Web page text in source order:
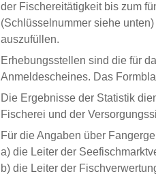
der Fischereitätigkeit bis zum
(Schlüsselnummer siehe
auszufüllen.
Erhebungsstellen sind die für
Anmeldescheines. Das
Die Ergebnisse der Statistik
Fischerei und der
Für die Angaben über
a) die Leiter der
b) die Leiter der